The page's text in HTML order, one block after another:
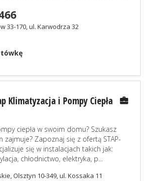
33-170, ul. Karwodrza 32
Klimatyzacja i Pompy Ciepła
ciepła w swoim domu? Szukasz
zajmuje? Zapoznaj się z ofertą STAP-
się w instalacjach takich jak:
chłodnictwo, elektryka, p...
Olsztyn 10-349, ul. Kossaka 11